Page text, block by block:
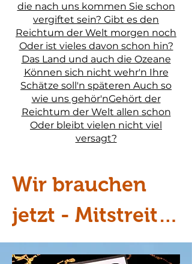
die nach uns kommen Sie schon
vergiftet sein? Gibt es den
Reichtum der Welt morgen noch
Oder ist vieles davon schon hin?
Das Land und auch die Ozeane
Können sich nicht wehr'n Ihre
Schätze soll'n späteren Auch so
wie uns gehör'nGehört der
Reichtum der Welt allen schon
Oder bleibt vielen nicht viel
versagt?
Wir brauchen
jetzt - Mitstreiter
für starke